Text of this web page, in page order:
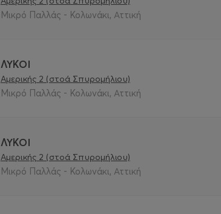
Μικρό Παλλάς - Κολωνάκι, Αττική
ΛΥΚΟΙ
Αμερικής 2 (στοά Σπυρομήλιου)
Μικρό Παλλάς - Κολωνάκι, Αττική
ΛΥΚΟΙ
Αμερικής 2 (στοά Σπυρομήλιου)
Μικρό Παλλάς - Κολωνάκι, Αττική